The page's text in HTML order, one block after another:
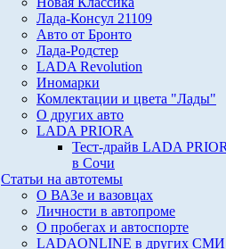
Лада-Консул 21109
Авто от Бронто
Лада-Родстер
LADA Revolution
Иномарки
Комлектации и цвета "Лады"
О других авто
LADA PRIORA
Тест-драйв LADA
в Сочи
Статьи на автотемы
О ВАЗе и вазовцах
Личности в автопроме
О пробегах и автоспорте
LADAONLINE в других СМИ